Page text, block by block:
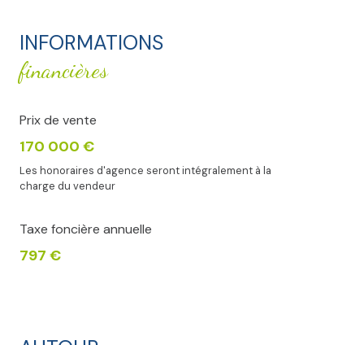
INFORMATIONS
financières
Prix de vente
170 000 €
Les honoraires d'agence seront intégralement à la
charge du vendeur
Taxe foncière annuelle
797 €